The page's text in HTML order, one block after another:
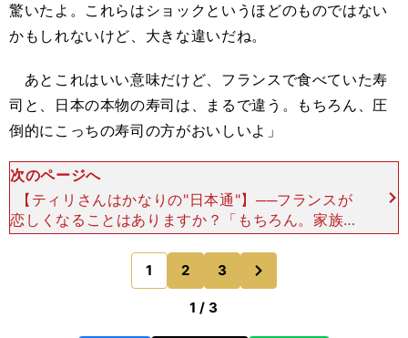
驚いたよ。これらはショックというほどのものではない
かもしれないけど、大きな違いだね。
あとこれはいい意味だけど、フランスで食べていた寿
司と、日本の本物の寿司は、まるで違う。もちろん、圧
倒的にこっちの寿司の方がおいしいよ」
次のページへ
【ティリさんはかなりの"日本通"】──フランスが
恋しくなることはありますか？「もちろん。家族や
友達に会いたくなる。最近、僕らの親しい友人に子
どもができているんだけど、なかなか会いに行けな
い。時差も
1 2 3
1 / 3